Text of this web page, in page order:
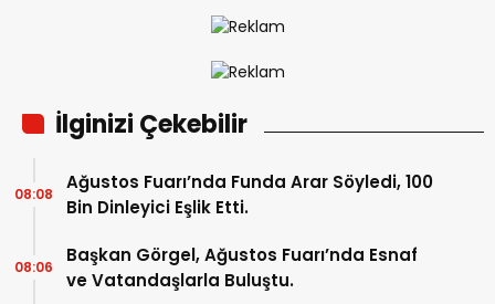
İlginizi Çekebilir
Ağustos Fuarı’nda Funda Arar Söyledi, 100
Bin Dinleyici Eşlik Etti.
08:08
Başkan Görgel, Ağustos Fuarı’nda Esnaf
ve Vatandaşlarla Buluştu.
08:06